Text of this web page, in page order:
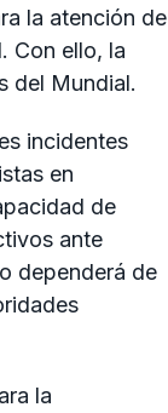
la atención de
Con ello, la
del Mundial.
incidentes
en
de
ante
dependerá de
la